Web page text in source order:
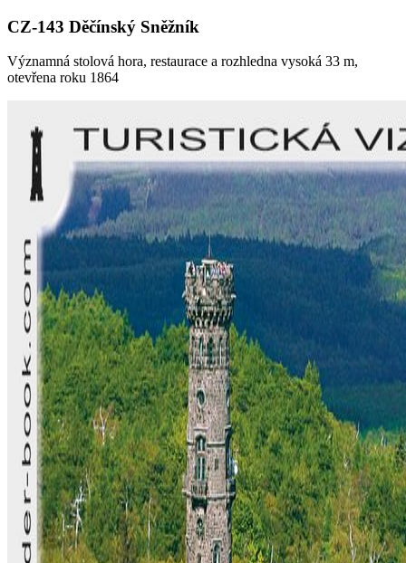
CZ-143 Děčínský Sněžník
Významná stolová hora, restaurace a rozhledna vysoká 33 m,
otevřena roku 1864